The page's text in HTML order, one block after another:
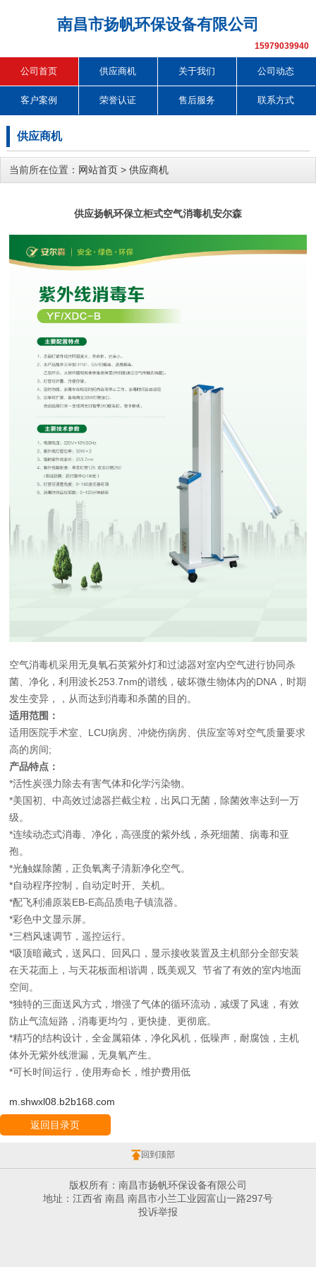
南昌市扬帆环保设备有限公司
15979039940
公司首页 供应商机 关于我们 公司动态
客户案例 荣誉认证 售后服务 联系方式
供应商机
当前所在位置： 网站首页 > 供应商机
供应扬帆环保立柜式空气消毒机安尔森
空气消毒机采用无臭氧石英紫外灯和过滤器对室内空气进行协同杀
菌、净化，利用波长253.7nm的谱线，破坏微生物体内的DNA，时期
发生变异，，从而达到消毒和杀菌的目的。
适用范围：
适用医院手术室、LCU病房、冲烧伤病房、供应室等对空气质量要求
高的房间;
产品特点：
*活性炭强力除去有害气体和化学污染物。
*美国初、中高效过滤器拦截尘粒，出风口无菌，除菌效率达到一万
级。
*连续动态式消毒、净化，高强度的紫外线，杀死细菌、病毒和亚
孢。
*光触媒除菌，正负氧离子清新净化空气。
*自动程序控制，自动定时开、关机。
*配飞利浦原装EB-E高品质电子镇流器。
*彩色中文显示屏。
*三档风速调节，遥控运行。
*吸顶暗藏式，送风口、回风口，显示接收装置及主机部分全部安装
在天花面上，与天花板面相谐调，既美观又 节省了有效的室内地面
空间。
*独特的三面送风方式，增强了气体的循环流动，减缓了风速，有效
防止气流短路，消毒更均匀，更快捷、更彻底。
*精巧的结构设计，全金属箱体，净化风机，低噪声，耐腐蚀，主机
体外无紫外线泄漏，无臭氧产生。
*可长时间运行，使用寿命长，维护费用低
m.shwxl08.b2b168.com
返回目录页
回到顶部
版权所有：南昌市扬帆环保设备有限公司
地址：江西省 南昌 南昌市小兰工业园富山一路297号
投诉举报